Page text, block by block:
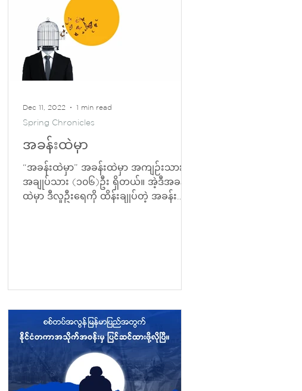
အခန်းထဲမှာ
“အခန်းထဲမှာ” အခန်းထဲမှာ အကျဉ်းသား/
အချုပ်သား (၁၀၆)ဦး ရှိတယ်။ အဲ့ဒီအခန်း
ထဲမှာ ဒီလူဦးရေကို ထိန်းချုပ်တဲ့ အခန်း
Spring Chronicles
Dec 11, 2022 1 min read